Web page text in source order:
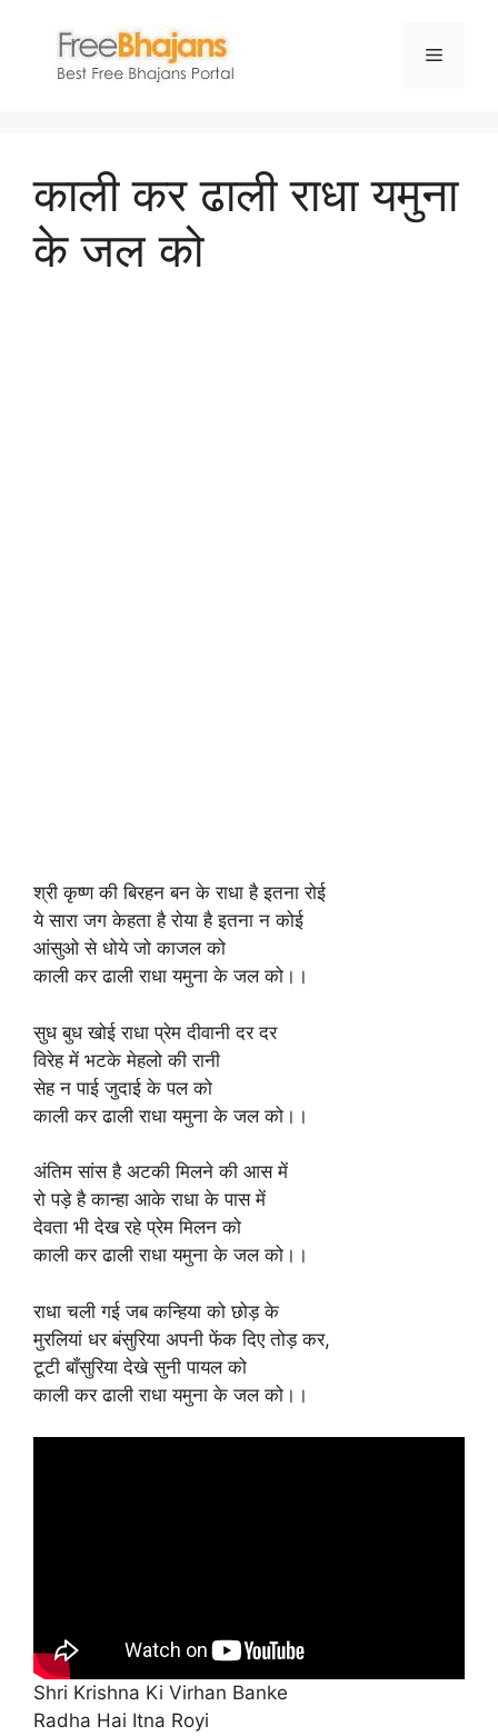
content
Menu
काली कर ढाली राधा यमुना
के जल को
श्री कृष्ण की बिरहन बन के राधा है इतना रोई
ये सारा जग केहता है रोया है इतना न कोई
आंसुओ से धोये जो काजल को
काली कर ढाली राधा यमुना के जल को।।
सुध बुध खोई राधा प्रेम दीवानी दर दर
विरेह में भटके मेहलो की रानी
सेह न पाई जुदाई के पल को
काली कर ढाली राधा यमुना के जल को।।
अंतिम सांस है अटकी मिलने की आस में
रो पड़े है कान्हा आके राधा के पास में
देवता भी देख रहे प्रेम मिलन को
काली कर ढाली राधा यमुना के जल को।।
राधा चली गई जब कन्हिया को छोड़ के
मुरलियां धर बंसुरिया अपनी फेंक दिए तोड़ कर,
टूटी बाँसुरिया देखे सुनी पायल को
काली कर ढाली राधा यमुना के जल को।।
Shri Krishna Ki Virhan Banke
Radha Hai Itna Royi